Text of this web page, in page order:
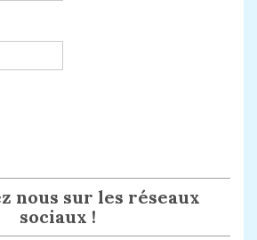
nous sur les réseaux
sociaux !